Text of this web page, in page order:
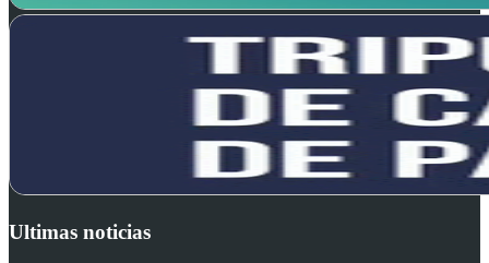
Ultimas noticias